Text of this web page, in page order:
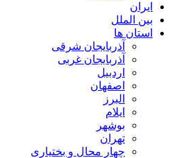
ایران
بین الملل
استان ها
آذربایجان شرقی
آذربایجان غربی
اردبیل
اصفهان
البرز
ایلام
بوشهر
تهران
چهار محال و بختیاری